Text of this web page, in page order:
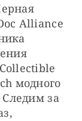
Alliance
модного
за